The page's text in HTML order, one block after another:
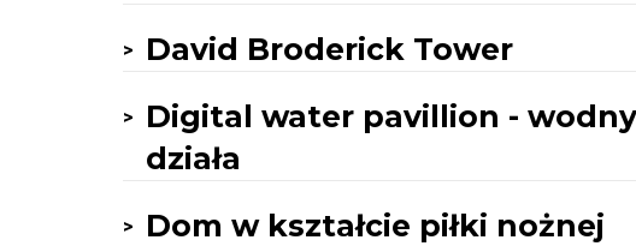
David Broderick Tower
Digital water pavillion -
działa
Dom w kształcie piłki nożnej